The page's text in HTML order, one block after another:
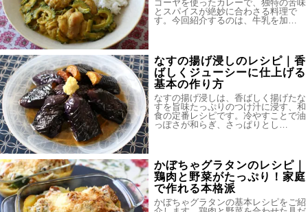
ゴーヤを使ったカレーで、独特の苦味
とスパイスが絶妙に合わさる料理で
す。今回紹介するのは、牛乳を加…
なすの揚げ浸しのレシピ｜香
ばしくジューシーに仕上げる
基本の作り方
なすの揚げ浸しは、香ばしく揚げたな
すを旨味たっぷりのつけ汁に浸す、和
食の定番レシピです。冷やすことで油
っぽさが和らぎ、さっぱりとし…
かぼちゃグラタンのレシピ｜
鶏肉と野菜がたっぷり！家庭
で作れる本格派
かぼちゃグラタンの基本レシピをご紹